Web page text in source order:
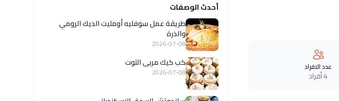
عدد الافراد
4 أفراد
أحدث الوصفات
طريقة عمل سوفليه أومليت الديك الرومي
والذرة
2026-07-08
كب كيك مربى التوت
2026-07-08